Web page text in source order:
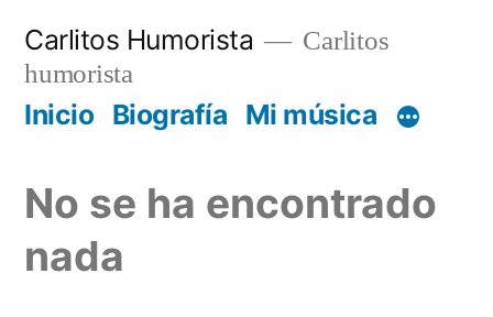
contenido
Carlitos Humorista
Carlitos
humorista
Inicio Biografía Mi música
No se ha encontrado
nada